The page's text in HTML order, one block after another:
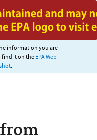
information you are
find it on the EPA Web
.
from